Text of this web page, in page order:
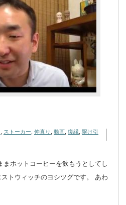
ストーカー 仲直り 動画 復縁 駆け引
まホットコーヒーを飲もうとしてし
トウィッチのヨシツグです。 あわ